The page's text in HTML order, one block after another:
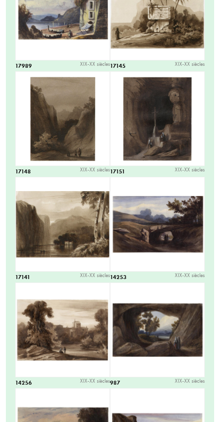
17989 XIX-XX siècles17145 XIX-XX siècles
17148 XIX-XX siècles17151 XIX-XX siècles
17141 XIX-XX siècles14253 XIX-XX siècles
14256 XIX-XX siècles987 XIX-XX siècles